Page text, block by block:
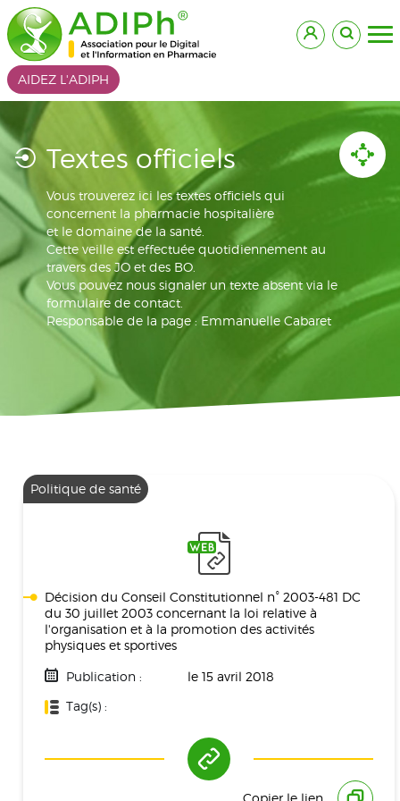
AIDEZ L'ADIPH
Textes officiels
Vous trouverez ici les textes officiels qui
concernent la pharmacie hospitalière
et le domaine de la santé.
Cette veille est effectuée quotidiennement au
travers des JO et des BO.
Vous pouvez nous signaler un texte absent via le
formulaire de contact.
Responsable de la page : Emmanuelle Cabaret
Politique de santé
Décision du Conseil Constitutionnel n° 2003-481 DC
du 30 juillet 2003 concernant la loi relative à
l'organisation et à la promotion des activités
physiques et sportives
Publication :
le 15 avril 2018
Tag(s) :
Copier le lien